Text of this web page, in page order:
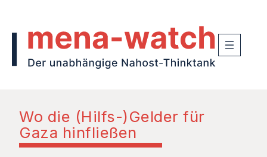
Wo die (Hilfs-)Gelder für
Gaza hinfließen